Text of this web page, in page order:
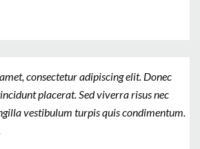
consectetur adipiscing elit. Donec
placerat. Sed viverra risus nec
vestibulum turpis quis condimentum.